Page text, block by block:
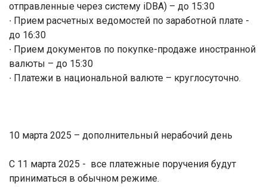
отправленные через систему iDBA) – до 15:30
∙ Прием расчетных ведомостей по заработной плате -
до 16:30
∙ Прием документов по покупке-продаже иностранной
валюты – до 15:30
∙ Платежи в национальной валюте – круглосуточно.
10 марта 2025 – дополнительный нерабочий день
С 11 марта 2025 - все платежные поручения будут
приниматься в обычном режиме.